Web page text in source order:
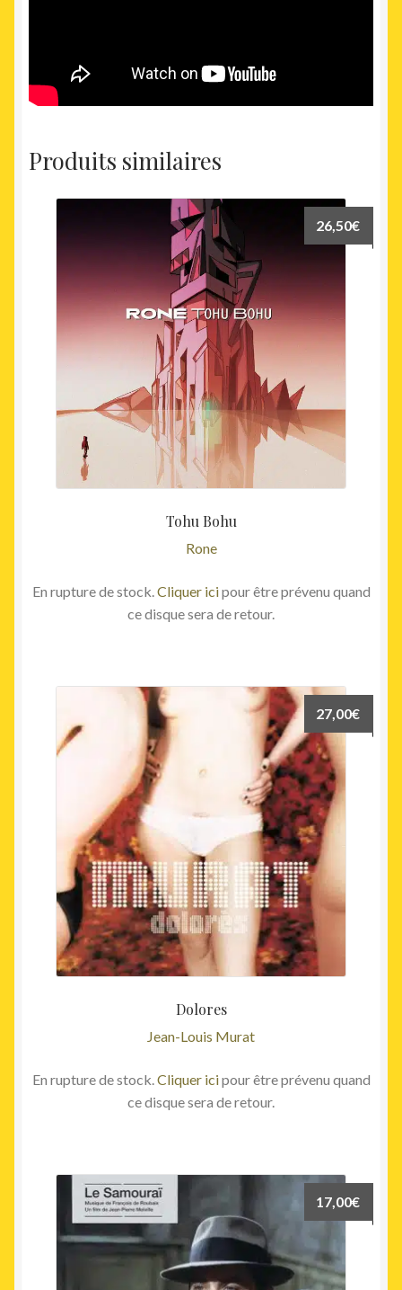
Produits similaires
Tohu Bohu
Rone
26,50€
En rupture de stock.Cliquer icipour être prévenu quand
ce disque sera de retour.
Dolores
Jean-Louis Murat
27,00€
En rupture de stock.Cliquer icipour être prévenu quand
ce disque sera de retour.
17,00€